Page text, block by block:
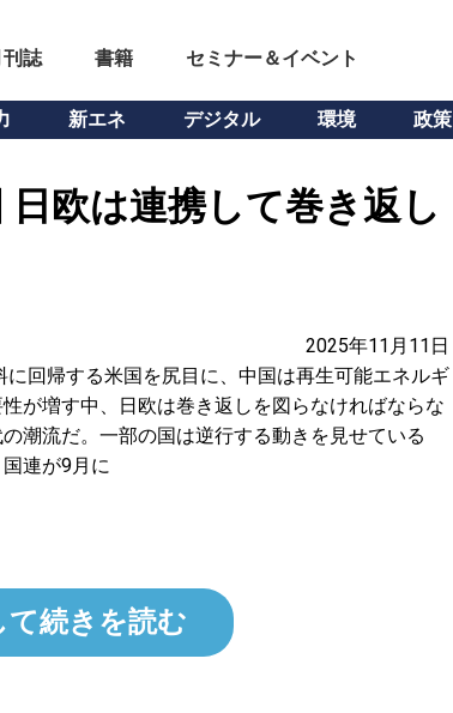
刊誌 書籍 セミナー＆イベント
新エネ デジタル 環境 政策
欧は連携して巻き返し
2025年11月11日
に回帰する米国を尻目に、中国は再生可能エネルギ
が増す中、日欧は巻き返しを図らなければならな
潮流だ。一部の国は逆行する動きを見せている
連が9月に
続きを読む